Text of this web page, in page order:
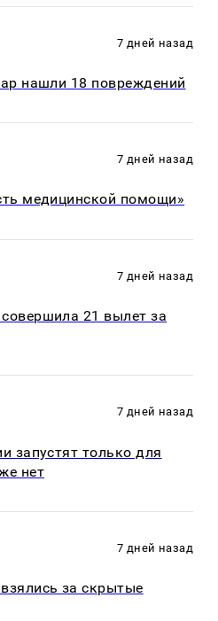
7 дней назад
нашли 18 повреждений
7 дней назад
медицинской помощи»
7 дней назад
21 вылет за
7 дней назад
запустят только для
нет
7 дней назад
за скрытые